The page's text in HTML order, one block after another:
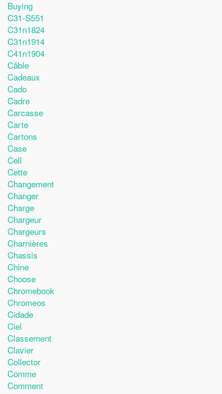
Buying
C31-S551
C31n1824
C31n1914
C41n1904
Câble
Cadeaux
Cado
Cadre
Carcasse
Carte
Cartons
Case
Cell
Cette
Changement
Changer
Charge
Chargeur
Chargeurs
Charnières
Chassis
Chine
Choose
Chromebook
Chromeos
Cidade
Ciel
Classement
Clavier
Collector
Comme
Comment